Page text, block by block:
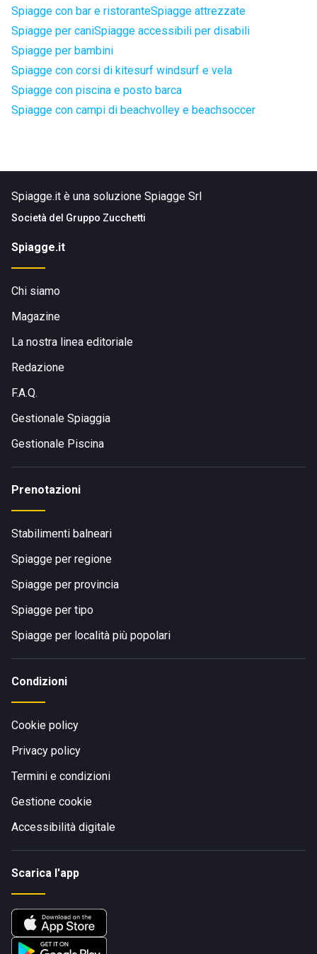
Spiagge con bar e ristoranteSpiagge attrezzate
Spiagge per caniSpiagge accessibili per disabili
Spiagge per bambini
Spiagge con corsi di kitesurf windsurf e vela
Spiagge con piscina e posto barca
Spiagge con campi di beachvolley e beachsoccer
Spiagge.it è una soluzione Spiagge Srl
Società del Gruppo Zucchetti
Spiagge.it
Chi siamo
Magazine
La nostra linea editoriale
Redazione
F.A.Q.
Gestionale Spiaggia
Gestionale Piscina
Prenotazioni
Stabilimenti balneari
Spiagge per regione
Spiagge per provincia
Spiagge per tipo
Spiagge per località più popolari
Condizioni
Cookie policy
Privacy policy
Termini e condizioni
Gestione cookie
Accessibilità digitale
Scarica l'app